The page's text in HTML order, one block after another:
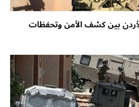
بين كشف الأمن وتحفظات